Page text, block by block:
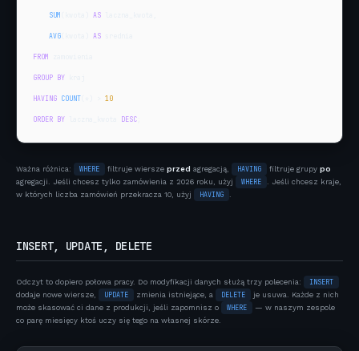
SUM AS
AVG AS
FROM
GROUP BY
HAVING COUNT 10
ORDER BY DESC
Ważna różnica: WHERE filtruje wiersze przed agregacją, HAVING filtruje grupy po
agregacji. Jeśli chcesz tylko zamówienia z 2026 roku, użyj
WHERE
. Jeśli chcesz kraje,
w których liczba zamówień przekracza 10, użyj
HAVING
INSERT, UPDATE, DELETE
Odczyt to dopiero połowa pracy. Do modyfikacji danych służą trzy polecenia: INSERT
dodaje nowe wiersze, UPDATE zmienia istniejące, a DELETE
je usuwa. Każde z nich
może skasować ci dane z produkcji, jeśli zapomnisz o
WHERE
— w naszym zespole
co parę miesięcy ktoś uczy się tego na własnej skórze.